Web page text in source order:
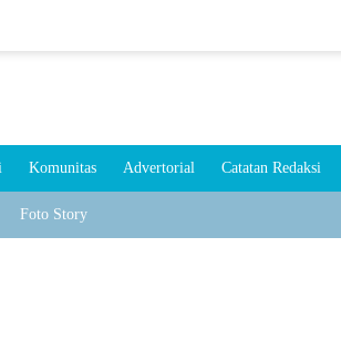
Komunitas Advertorial Catatan Redaksi
Foto Story